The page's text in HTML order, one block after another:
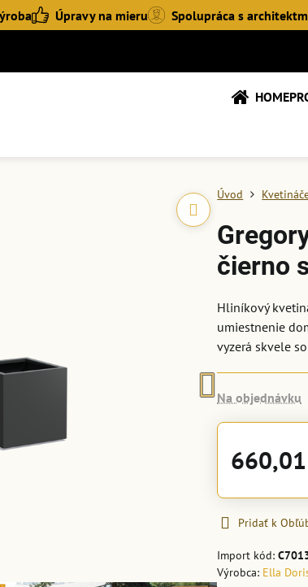
Úpravy na mieru Spolupráca s
HOME
Úvod
čierno
Hliníkový
umiestnenie
vyzerá skvele
Na objednávku
Pridať k
Import kód:
Výrobca: Ella